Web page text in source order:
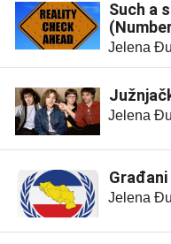
Such a
Jelena
Jelena
Jelena